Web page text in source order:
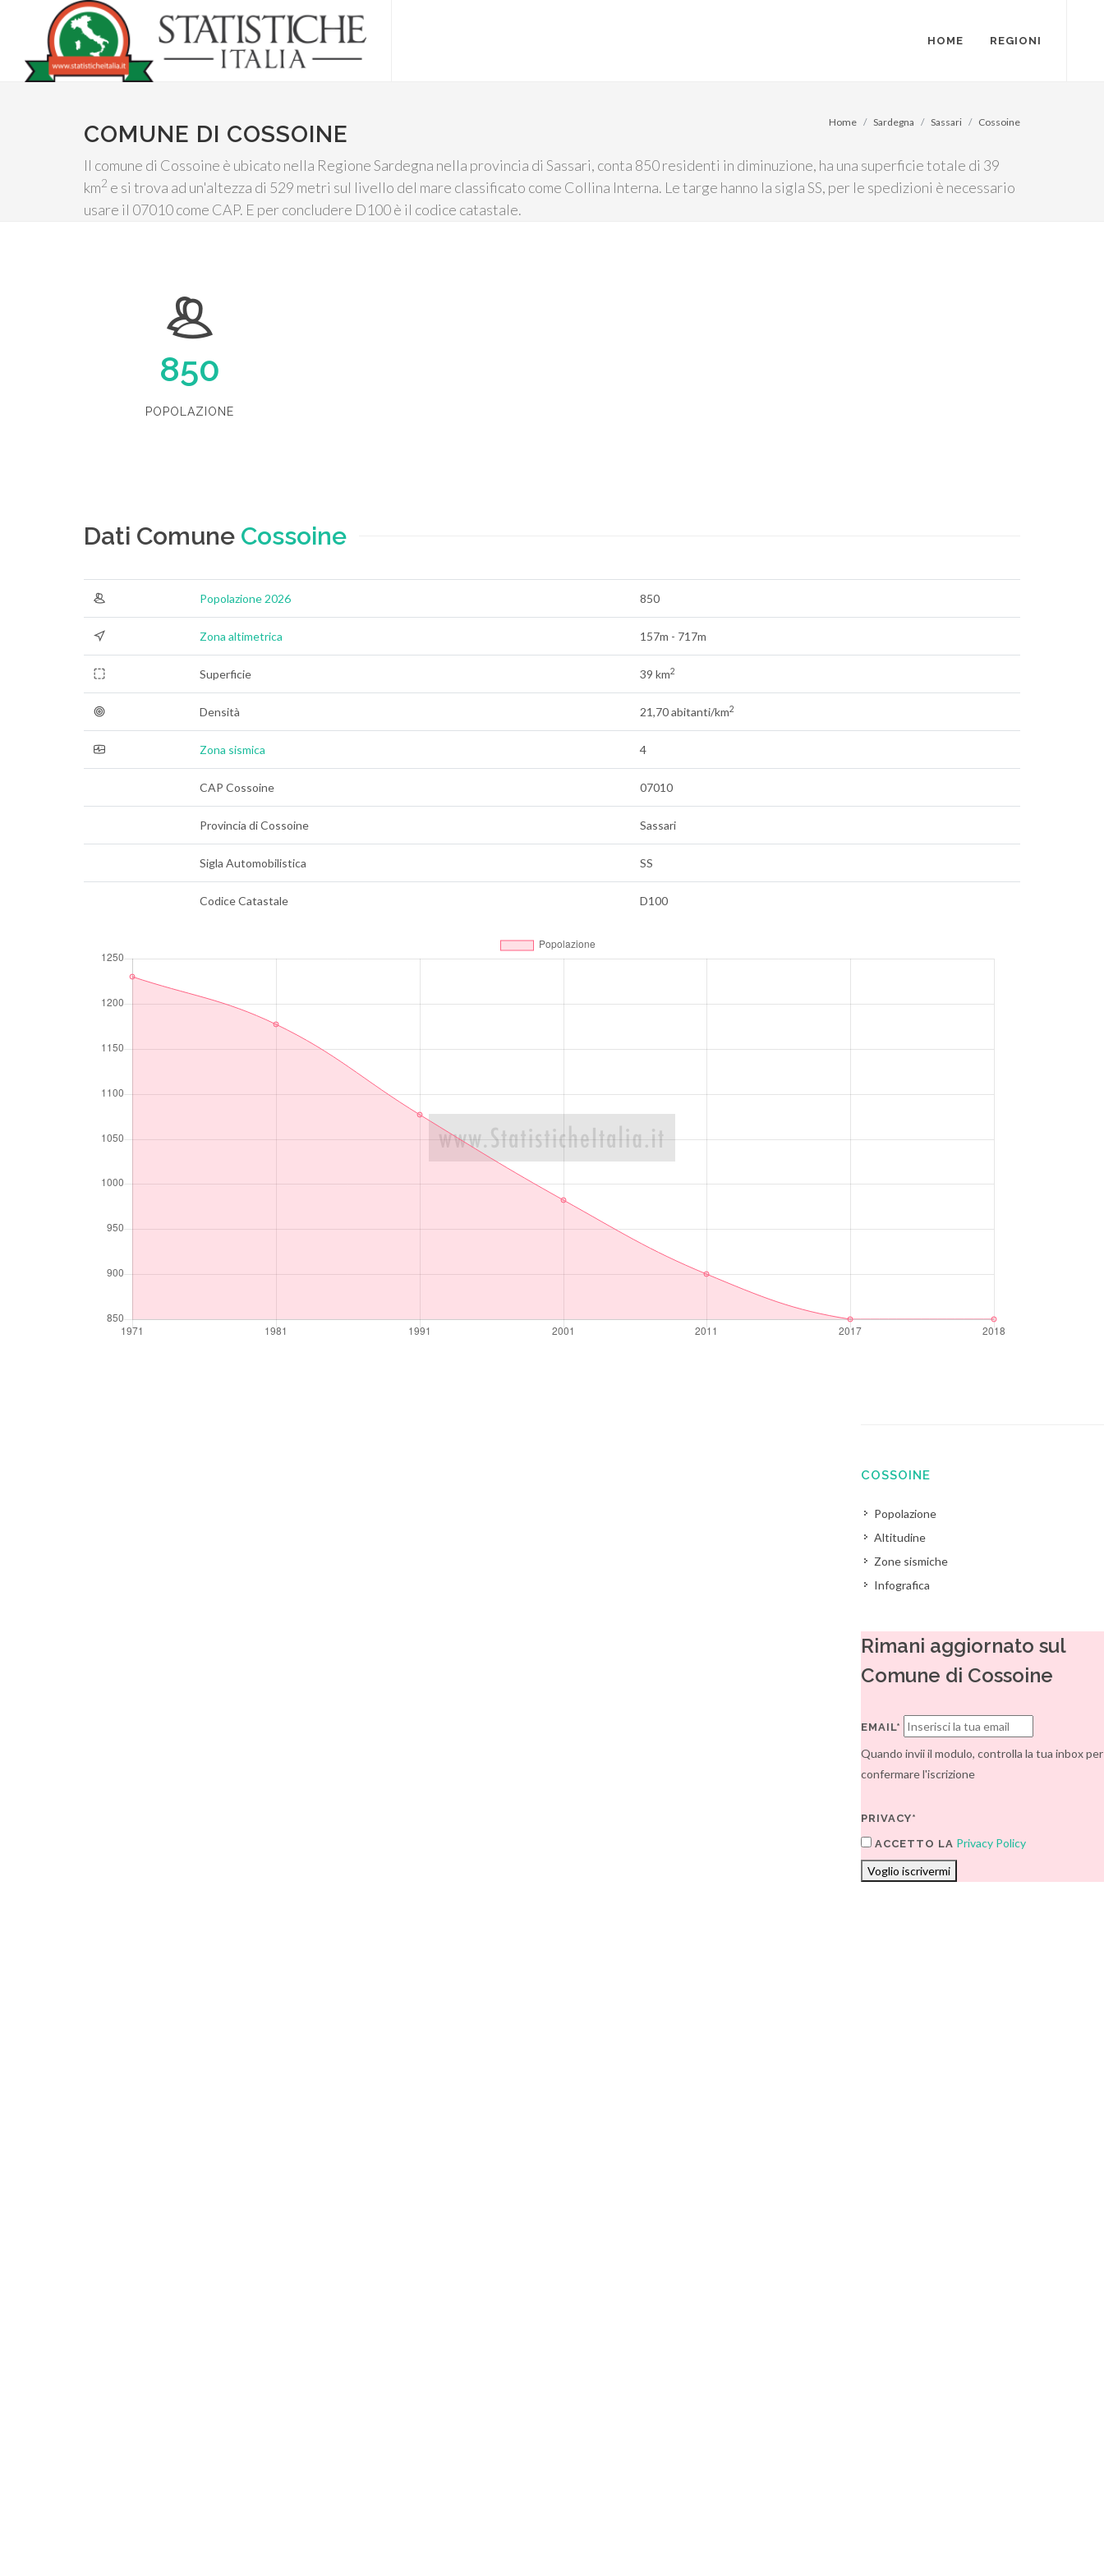
HOME REGIONI
COMUNE DI COSSOINE
Il comune di Cossoine è ubicato nella Regione Sardegna nella provincia di Sassari, conta 850 residenti in diminuzione, ha una superficie totale di 39
km2 e si trova ad un'altezza di 529 metri sul livello del mare classificato come Collina Interna. Le targe hanno la sigla SS, per le spedizioni è necessario
usare il 07010 come CAP. E per concludere D100 è il codice catastale.
Home Sardegna Sassari Cossoine
850
POPOLAZIONE
Dati Comune Cossoine
Popolazione 2026 850
Zona altimetrica 157m - 717m
Superficie 39 km2
Densità 21,70 abitanti/km2
Zona sismica 4
CAP Cossoine 07010
Provincia di Cossoine Sassari
Sigla Automobilistica SS
Codice Catastale D100
COSSOINE
Popolazione
Altitudine
Zone sismiche
Infografica
Rimani aggiornato sul
Comune di Cossoine
EMAIL*
Quando invii il modulo, controlla la tua inbox per
confermare l'iscrizione
PRIVACY*
ACCETTO LA Privacy Policy
Voglio iscrivermi